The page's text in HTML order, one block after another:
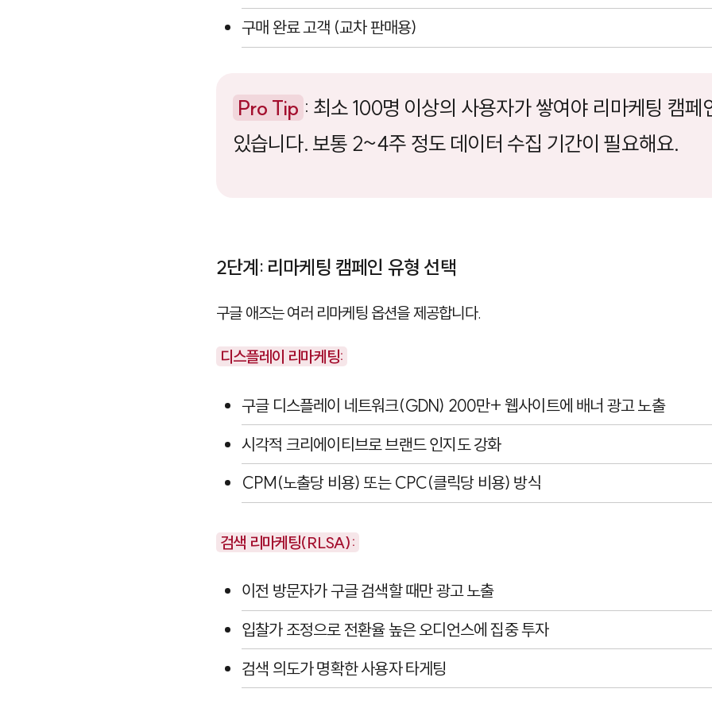
구매 완료 고객 (교차 판매용)
Pro Tip : 최소 100명 이상의 사용자가 쌓여야 리마케팅 캠페
있습니다. 보통 2~4주 정도 데이터 수집 기간이 필요해요.
2단계: 리마케팅 캠페인 유형 선택
구글 애즈는 여러 리마케팅 옵션을 제공합니다.
디스플레이 리마케팅:
구글 디스플레이 네트워크(GDN) 200만+ 웹사이트에 배너 광고 노출
시각적 크리에이티브로 브랜드 인지도 강화
CPM(노출당 비용) 또는 CPC(클릭당 비용) 방식
검색 리마케팅(RLSA):
이전 방문자가 구글 검색할 때만 광고 노출
입찰가 조정으로 전환율 높은 오디언스에 집중 투자
검색 의도가 명확한 사용자 타게팅